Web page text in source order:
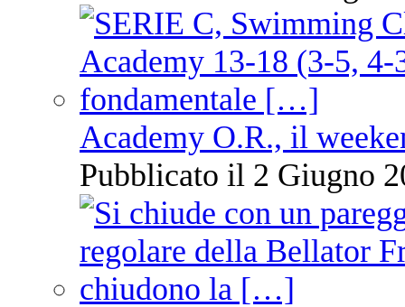
Academy O.R., il
Pubblicato il 2 Giugno